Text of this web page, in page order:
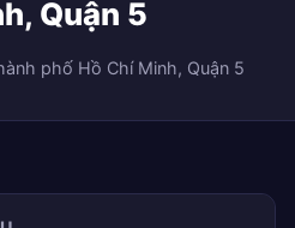
Quận 5
phố Hồ Chí Minh, Quận 5